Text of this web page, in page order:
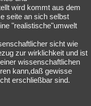
wird kommt aus dem
seite an sich selbst
"realistische"umwelt
sicht wie
zur wirklichkeit und ist
wissenschaftlichen
kann,daß gewisse
erschließbar sind.